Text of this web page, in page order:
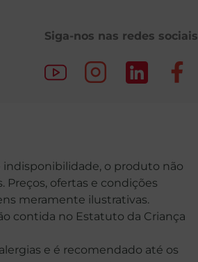
Siga-nos nas redes sociais
indisponibilidade, o produto não
Preços, ofertas e condições
meramente ilustrativas.
contida no Estatuto da Criança
e é recomendado até os